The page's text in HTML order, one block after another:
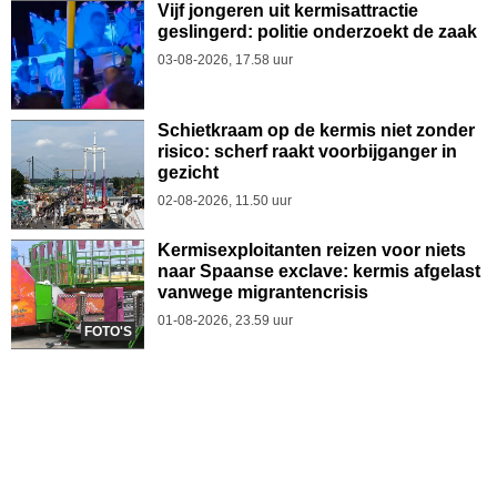
Vijf jongeren uit kermisattractie
geslingerd: politie onderzoekt de zaak
03-08-2026, 17.58 uur
Schietkraam op de kermis niet zonder
risico: scherf raakt voorbijganger in
gezicht
02-08-2026, 11.50 uur
FOTO'S
Kermisexploitanten reizen voor niets
naar Spaanse exclave: kermis afgelast
vanwege migrantencrisis
01-08-2026, 23.59 uur